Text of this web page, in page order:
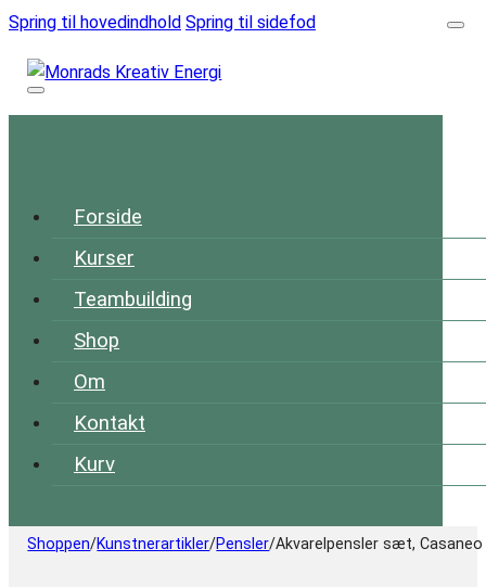
Spring til hovedindhold Spring til sidefod
Forside
Kurser
Teambuilding
Shop
Om
Kontakt
Kurv
Shoppen/Kunstnerartikler/Pensler/Akvarelpensler sæt, Casaneo